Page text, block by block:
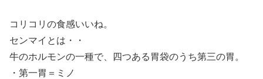
コリコリの食感いいね。
センマイとは・・
牛のホルモンの一種で、四つある胃袋のうち第三の胃。
・第一胃＝ミノ